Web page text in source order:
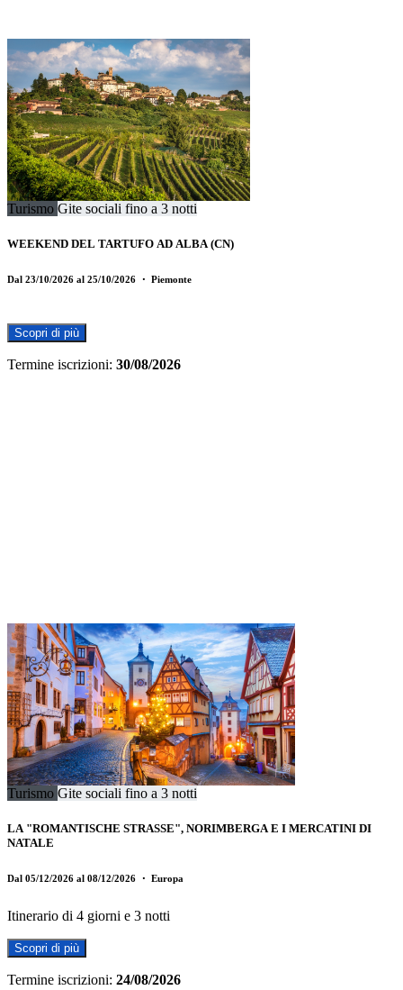
Turismo Gite sociali fino a 3 notti
WEEKEND DEL TARTUFO AD ALBA (CN)
Dal 23/10/2026 al 25/10/2026 ・ Piemonte
Scopri di più
Termine iscrizioni: 30/08/2026
Turismo Gite sociali fino a 3 notti
LA "ROMANTISCHE STRASSE", NORIMBERGA E I MERCATINI DI
NATALE
Dal 05/12/2026 al 08/12/2026 ・ Europa
Itinerario di 4 giorni e 3 notti
Scopri di più
Termine iscrizioni: 24/08/2026